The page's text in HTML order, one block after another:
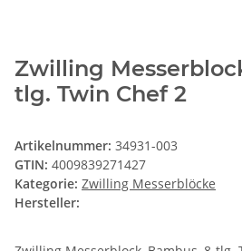
Zwilling
tlg. Twin Chef 2
Artikelnummer: 34931-003
GTIN: 4009839271427
Kategorie: Zwilling Messerblöcke
Hersteller: